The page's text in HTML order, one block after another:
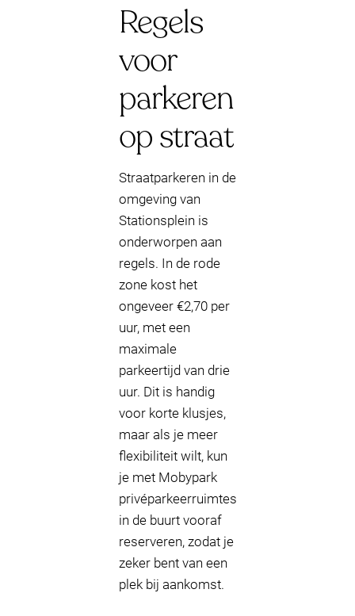
Regels
voor
parkeren
op straat
Straatparkeren in de
omgeving van
Stationsplein is
onderworpen aan
regels. In de rode
zone kost het
ongeveer €2,70 per
uur, met een
maximale
parkeertijd van drie
uur. Dit is handig
voor korte klusjes,
maar als je meer
flexibiliteit wilt, kun
je met Mobypark
privéparkeerruimtes
in de buurt vooraf
reserveren, zodat je
zeker bent van een
plek bij aankomst.